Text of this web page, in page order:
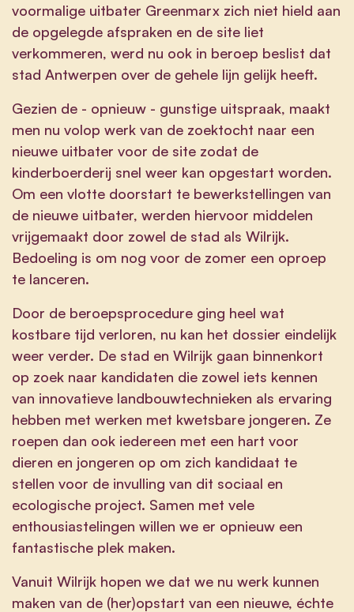
voormalige uitbater Greenmarx zich niet hield aan
de opgelegde afspraken en de site liet
verkommeren, werd nu ook in beroep beslist dat
stad Antwerpen over de gehele lijn gelijk heeft.
Gezien de - opnieuw - gunstige uitspraak, maakt
men nu volop werk van de zoektocht naar een
nieuwe uitbater voor de site zodat de
kinderboerderij snel weer kan opgestart worden.
Om een vlotte doorstart te bewerkstellingen van
de nieuwe uitbater, werden hiervoor middelen
vrijgemaakt door zowel de stad als Wilrijk.
Bedoeling is om nog voor de zomer een oproep
te lanceren.
Door de beroepsprocedure ging heel wat
kostbare tijd verloren, nu kan het dossier eindelijk
weer verder. De stad en Wilrijk gaan binnenkort
op zoek naar kandidaten die zowel iets kennen
van innovatieve landbouwtechnieken als ervaring
hebben met werken met kwetsbare jongeren. Ze
roepen dan ook iedereen met een hart voor
dieren en jongeren op om zich kandidaat te
stellen voor de invulling van dit sociaal en
ecologische project. Samen met vele
enthousiastelingen willen we er opnieuw een
fantastische plek maken.
Vanuit Wilrijk hopen we dat we nu werk kunnen
maken van de (her)opstart van een nieuwe, échte